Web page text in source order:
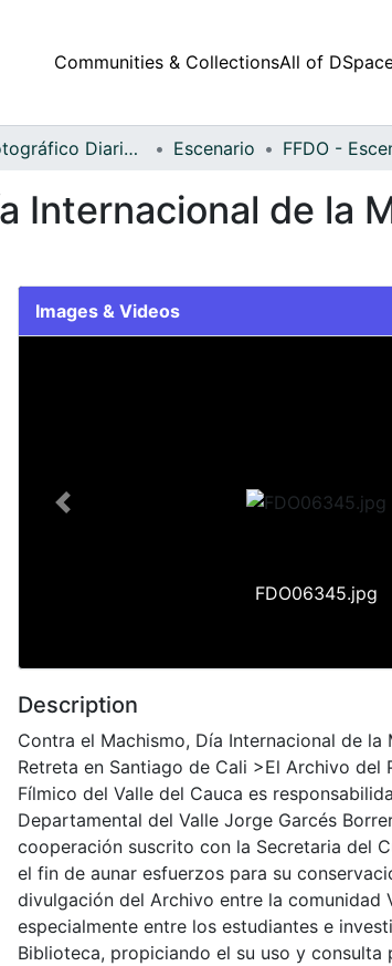
Communities & CollectionsAll of
Fondo Fotográfico Diario Occidente Escenario
Internacional de la
Images & Videos
FDO06345.jpg
Previous
Description
Contra el Machismo, Día Internacional de la
Retreta en Santiago de Cali >El Archivo
Fílmico del Valle del Cauca es
Departamental del Valle Jorge Garcés
cooperación suscrito con la Secretaria del
el fin de aunar esfuerzos para su
divulgación del Archivo entre la comunidad
especialmente entre los estudiantes e
Biblioteca, propiciando el su uso y consulta